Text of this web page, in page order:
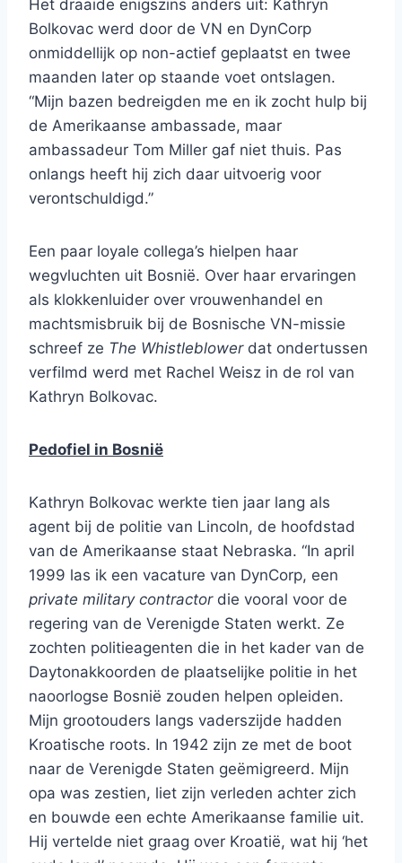
Het draaide enigszins anders uit: Kathryn
Bolkovac werd door de VN en DynCorp
onmiddellijk op non-actief geplaatst en twee
maanden later op staande voet ontslagen.
“Mijn bazen bedreigden me en ik zocht hulp bij
de Amerikaanse ambassade, maar
ambassadeur Tom Miller gaf niet thuis. Pas
onlangs heeft hij zich daar uitvoerig voor
verontschuldigd.”
Een paar loyale collega’s hielpen haar
wegvluchten uit Bosnië. Over haar ervaringen
als klokkenluider over vrouwenhandel en
machtsmisbruik bij de Bosnische VN-missie
schreef ze The Whistleblower dat ondertussen
verfilmd werd met Rachel Weisz in de rol van
Kathryn Bolkovac.
Pedofiel in Bosnië
Kathryn Bolkovac werkte tien jaar lang als
agent bij de politie van Lincoln, de hoofdstad
van de Amerikaanse staat Nebraska. “In april
1999 las ik een vacature van DynCorp, een
private military contractordie vooral voor de
regering van de Verenigde Staten werkt. Ze
zochten politieagenten die in het kader van de
Daytonakkoorden de plaatselijke politie in het
naoorlogse Bosnië zouden helpen opleiden.
Mijn grootouders langs vaderszijde hadden
Kroatische roots. In 1942 zijn ze met de boot
naar de Verenigde Staten geëmigreerd. Mijn
opa was zestien, liet zijn verleden achter zich
en bouwde een echte Amerikaanse familie uit.
Hij vertelde niet graag over Kroatië, wat hij ‘het